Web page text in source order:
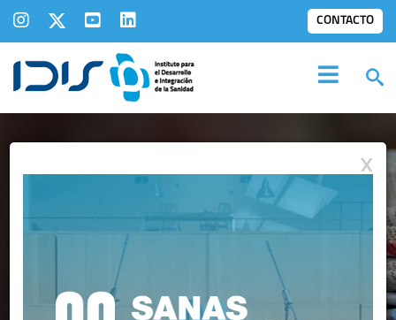
CONTACTO
IDIS EN LOSMEDIOS
X